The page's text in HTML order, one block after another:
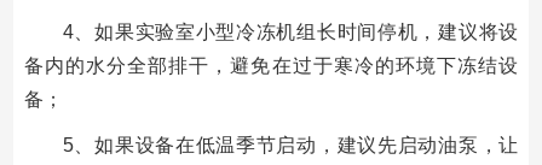
4、如果实验室小型冷冻机组长时间停机，建议将设
备内的水分全部排干，避免在过于寒冷的环境下冻结设
备；
5、如果设备在低温季节启动，建议先启动油泵，让